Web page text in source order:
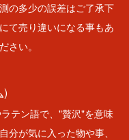
の多少の誤差はご了承下
て売り違いになる事もあ
さい。
)
テン語で、"贅沢"を意味
分が気に入った物や事、